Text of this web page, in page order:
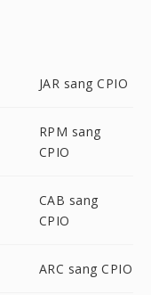
JAR sang CPIO
RPM sang
CPIO
CAB sang
CPIO
ARC sang CPIO